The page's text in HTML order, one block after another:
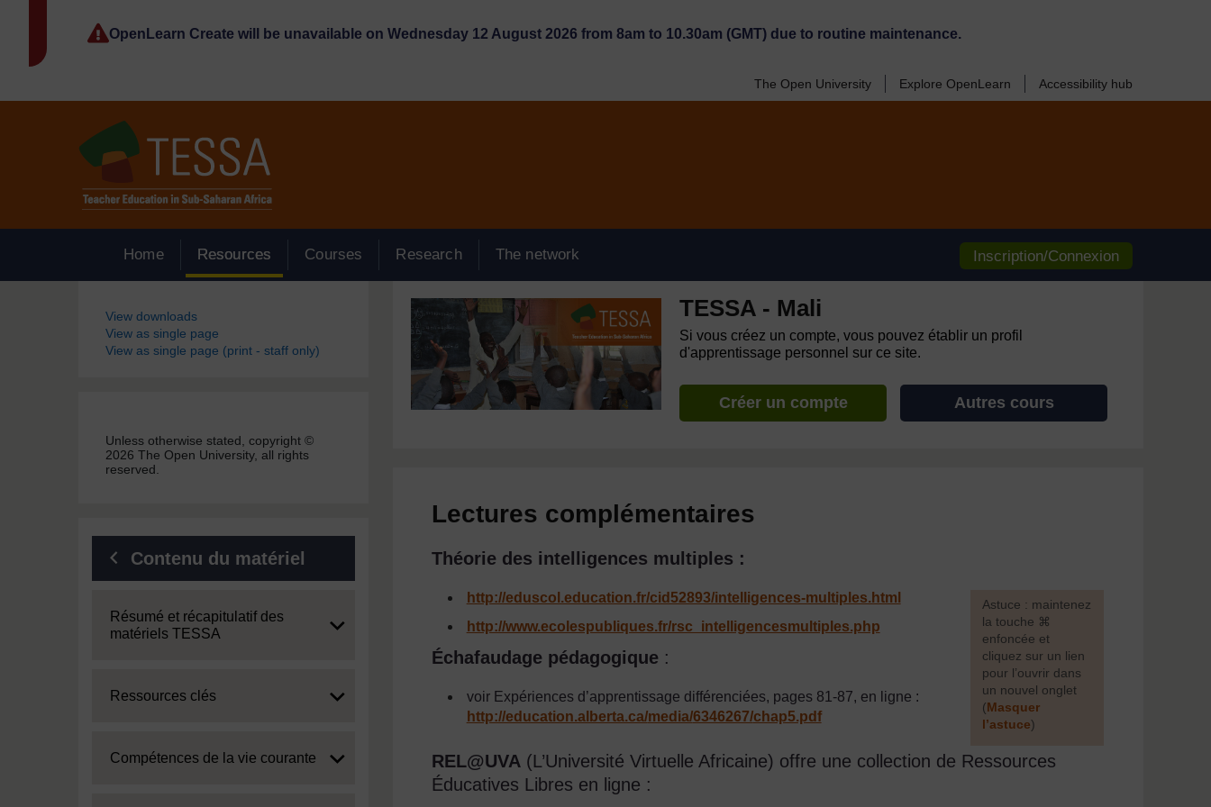
OpenLearn Create will be unavailable on Wednesday 12 August 2026 from 8am to 10.30am (GMT) due to routine maintenance.
The Open University Explore OpenLearn Accessibility hub
Home Resources Courses Research The network Inscription/Connexion
Blocs
View downloads
View as single page
View as single page (print - staff only)
Unless otherwise stated, copyright ©
2026 The Open University, all rights
reserved.
Contenu du matériel
Expand
Résumé et récapitulatif des
matériels TESSA
Expand
Ressources clés
Expand
Compétences de la vie courante
TESSA - Mali
Si vous créez un compte, vous pouvez établir un profil
d'apprentissage personnel sur ce site.
Créer un compte Autres cours
Lectures complémentaires
Théorie des intelligences multiples :
http://eduscol.education.fr/cid52893/intelligences-multiples.html [Astuce : maintenez
la touche ⌘
enfoncée et
cliquez sur un lien
pour l’ouvrir dans
un nouvel onglet
(Masquer
l’astuce)
]
http://www.ecolespubliques.fr/rsc_intelligencesmultiples.php
Échafaudage pédagogique :
voir Expériences d’apprentissage différenciées, pages 81-87, en ligne :
http://education.alberta.ca/media/6346267/chap5.pdf
REL@UVA (L’Université Virtuelle Africaine) offre une collection de Ressources
Éducatives Libres en ligne :